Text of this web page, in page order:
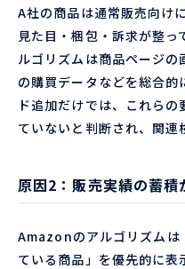
A社の商品は通常販売向け
見た目・梱包・訴求が整
ルゴリズムは商品ページ
の購買データなどを総合
ド追加だけでは、これら
ていないと判断され、関連
原因2：販売実績の蓄積
Amazonのアルゴリズムは
ている商品」を優先的に